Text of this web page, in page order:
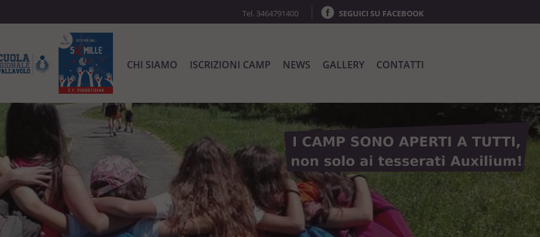
Tel. 3464791400 SEGUICI SU FACEBOOK
CHI SIAMO ISCRIZIONI CAMP NEWS GALLERY CONTATTI